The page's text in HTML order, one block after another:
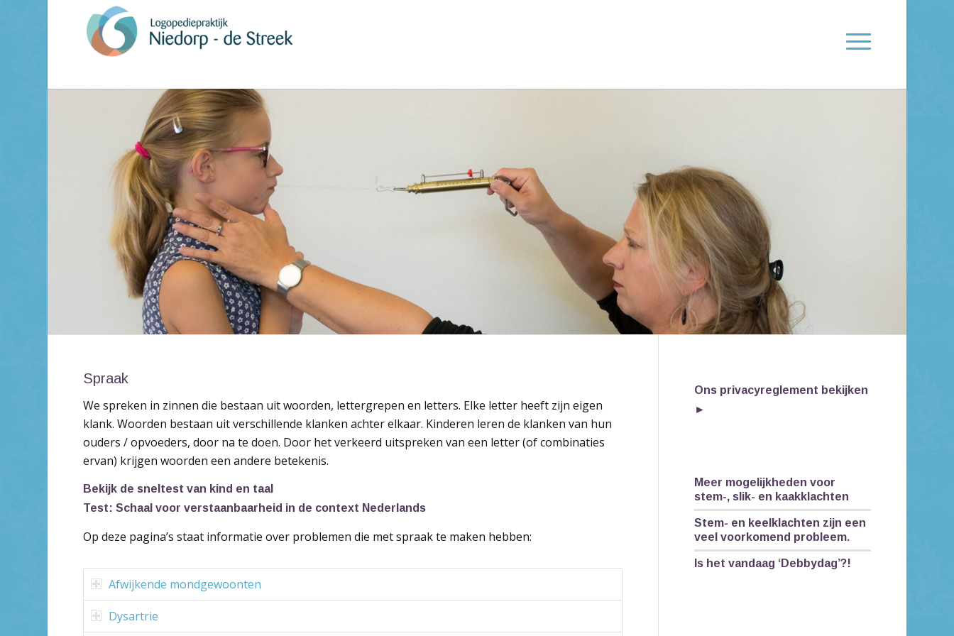
Spraak
We spreken in zinnen die bestaan uit woorden, lettergrepen en letters. Elke letter heeft zijn eigen
klank. Woorden bestaan uit verschillende klanken achter elkaar. Kinderen leren de klanken van hun
ouders / opvoeders, door na te doen. Door het verkeerd uitspreken van een letter (of combinaties
ervan) krijgen woorden een andere betekenis.
Bekijk de sneltest van kind en taal
Test: Schaal voor verstaanbaarheid in de context Nederlands
Op deze pagina’s staat informatie over problemen die met spraak te maken hebben:
Afwijkende mondgewoonten
Dysartrie
Ons privacyreglement bekijken
►
Meer mogelijkheden voor
stem-, slik- en kaakklachten
Stem- en keelklachten zijn een
veel voorkomend probleem.
Is het vandaag ‘Debbydag’?!